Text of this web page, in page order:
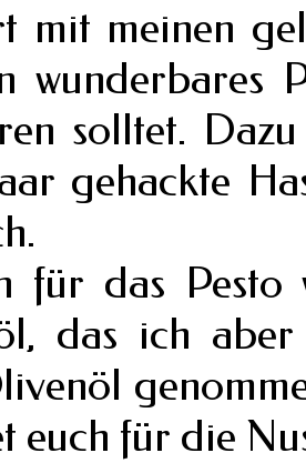
mit meinen
wunderbares
solltet.
gehackte
für das Pesto
das ich
euch für die